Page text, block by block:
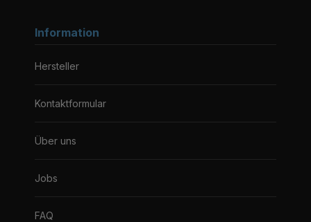
Information
Hersteller
Kontaktformular
Über uns
Jobs
FAQ